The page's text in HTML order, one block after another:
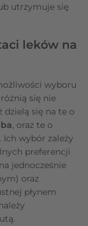
utrzymuje się
leków na
wyboru
się nie
się na te o
, oraz te o
Ich wybór zależy
preferencji
jednocześnie
oraz
płynem